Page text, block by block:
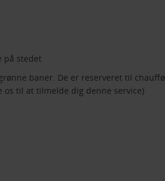
på stedet
baner. De er reserveret til
til at tilmelde dig denne service)